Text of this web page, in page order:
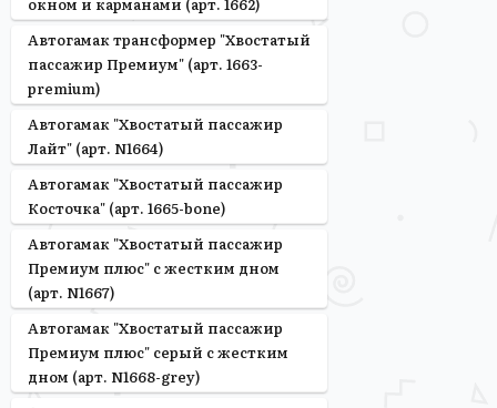
Автогамак трансформер "Хвостатый
пассажир Премиум" (арт. 1663-
premium)
Автогамак "Хвостатый пассажир
Лайт" (арт. N1664)
Автогамак "Хвостатый пассажир
Косточка" (арт. 1665-bone)
Автогамак "Хвостатый пассажир
Премиум плюс" с жестким дном
(арт. N1667)
Автогамак "Хвостатый пассажир
Премиум плюс" серый с жестким
дном (арт. N1668-grey)